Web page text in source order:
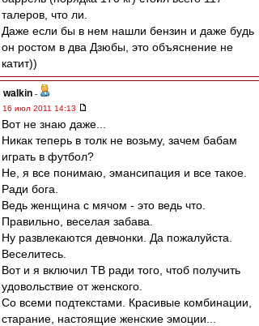
талеров, что ли.
Даже если бы в нем нашли бензин и даже будь
он ростом в два Дзюбы, это объяснение не
катит))
walkin -
16 июл 2011 14:13
Вот не знаю даже...
Никак теперь в толк не возьму, зачем бабам
играть в футбол?
Не, я все понимаю, эмансипация и все такое.
Ради бога.
Ведь женщина с мячом - это ведь что.
Правильно, веселая забава.
Ну развлекаются девчонки. Да пожалуйста.
Веселитесь.
Вот и я включил ТВ ради того, чтоб получить
удовольствие от женского.
Со всеми подтекстами. Красивые комбинации,
старание, настоящие женские эмоции...